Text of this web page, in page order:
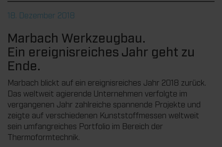
18. Dezember 2018
Marbach Werkzeugbau.
Ein ereignisreiches Jahr geht zu
Ende.
Marbach blickt auf ein ereignisreiches Jahr 2018 zurück.
Das weltweit agierende Unternehmen verfolgte im
vergangenen Jahr zahlreiche spannende Projekte und
zeigte auf verschiedenen Kunststoffmessen weltweit
sein umfangreiches Portfolio im Bereich der
Thermoformtechnik.